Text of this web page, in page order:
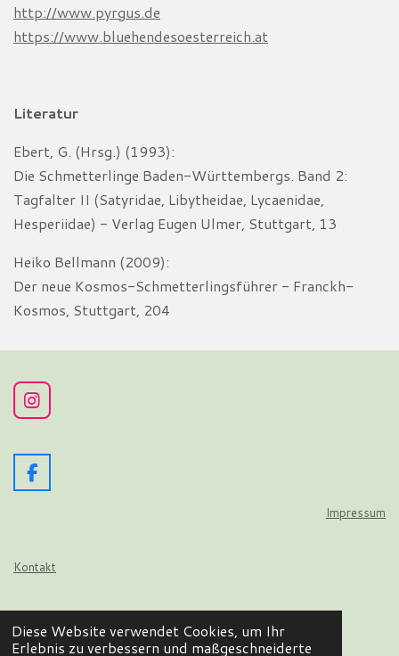
Diese Website verwendet Cookies, um Ihr
Erlebnis zu verbessern und maßgeschneiderte
http://www.pyrgus.de
https://www.bluehendesoesterreich.at
Literatur
Ebert, G. (Hrsg.) (1993):
Die Schmetterlinge Baden-Württembergs. Band 2:
Tagfalter II (Satyridae, Libytheidae, Lycaenidae,
Hesperiidae) - Verlag Eugen Ulmer, Stuttgart, 13
Heiko Bellmann (2009):
Der neue Kosmos-Schmetterlingsführer - Franckh-
Kosmos, Stuttgart, 204
I
n
t
a
g
F
a
o
Impressum
Kontakt
© 2024 - 2026 Wir flattern auf